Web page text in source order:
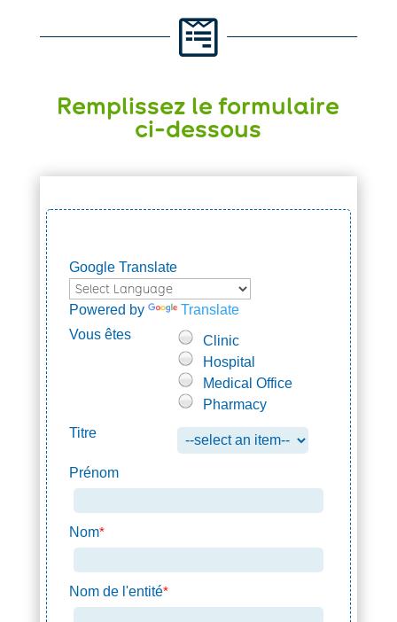

Remplissez le formulaire
ci-dessous
Google Translate
Powered by
Translate
Vous êtes
Clinic
Hospital
Medical Office
Pharmacy
Titre
Prénom
Nom*
Nom de l'entité*